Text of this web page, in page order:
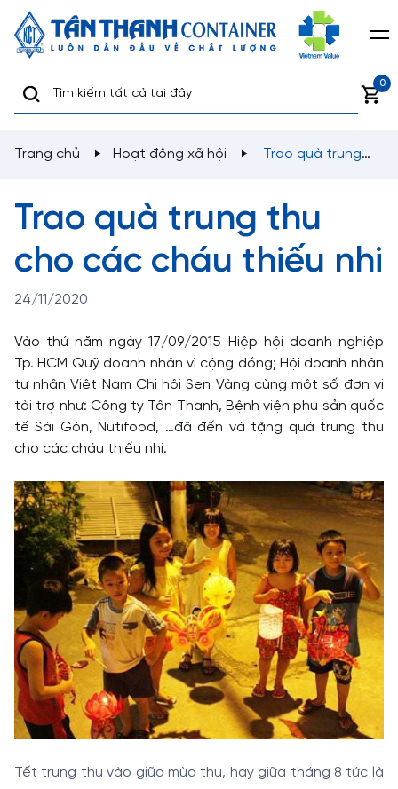
0
Trang chủ Hoạt động xã hội
Trao quà trung thu
cho các cháu thiếu nhi
24/11/2020
Vào thứ năm ngày 17/09/2015 Hiệp hội doanh nghiệp
Tp. HCM Quỹ doanh nhân vì cộng đồng; Hội doanh nhân
tư nhân Việt Nam Chi hội Sen Vàng cùng một số đơn vị
tài trợ như: Công ty Tân Thanh, Bệnh viện phụ sản quốc
tế Sài Gòn, Nutifood, …đã đến và tặng quà trung thu
cho các cháu thiếu nhi.
Tết trung thu vào giữa mùa thu, hay giữa tháng 8 tức là